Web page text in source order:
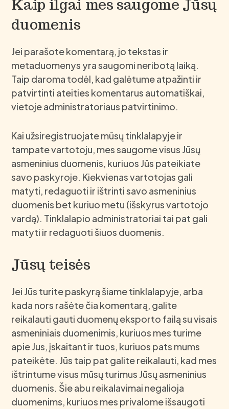
Kaip ilgai mes saugome Jūsų
duomenis
Jei parašote komentarą, jo tekstas ir
metaduomenys yra saugomi neribotą laiką.
Taip daroma todėl, kad galėtume atpažinti ir
patvirtinti ateities komentarus automatiškai,
vietoje administratoriaus patvirtinimo.
Kai užsiregistruojate mūsų tinklalapyje ir
tampate vartotoju, mes saugome visus Jūsų
asmeninius duomenis, kuriuos Jūs pateikiate
savo paskyroje. Kiekvienas vartotojas gali
matyti, redaguoti ir ištrinti savo asmeninius
duomenis bet kuriuo metu (išskyrus vartotojo
vardą). Tinklalapio administratoriai tai pat gali
matyti ir redaguoti šiuos duomenis.
Jūsų teisės
Jei Jūs turite paskyrą šiame tinklalapyje, arba
kada nors rašėte čia komentarą, galite
reikalauti gauti duomenų eksporto failą su visais
asmeniniais duomenimis, kuriuos mes turime
apie Jus, įskaitant ir tuos, kuriuos pats mums
pateikėte. Jūs taip pat galite reikalauti, kad mes
ištrintume visus mūsų turimus Jūsų asmeninius
duomenis. Šie abu reikalavimai negalioja
duomenims, kuriuos mes privalome išsaugoti